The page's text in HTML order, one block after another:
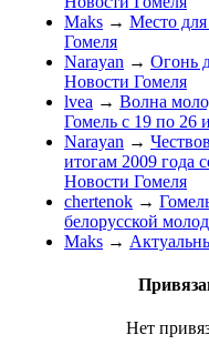
Maks → Место
Гомеля
Narayan → Огонь
Новости Гомеля
lvea → Волна
Гомель с 19 по 26
Narayan →
итогам 2009 года
Новости Гомеля
chertenok →
белорусской
Maks →
Нет